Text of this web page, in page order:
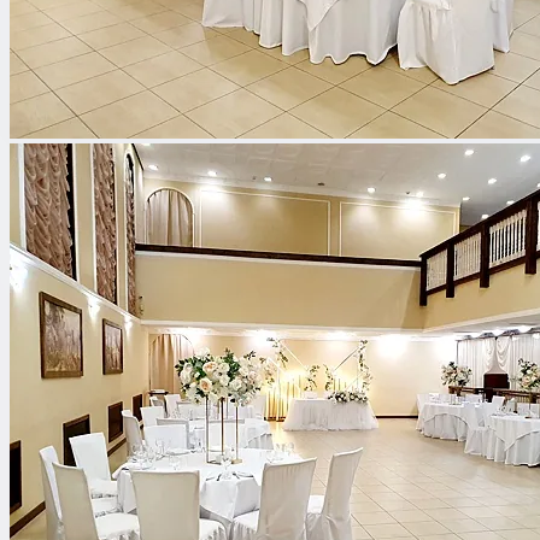
Со своим алкоголем
С живой музыкой
С панорамным видом
С детской комнатой
С шоу программой
Своя парковка
Показать12площадок